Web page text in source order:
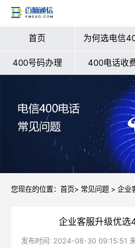
首页 为何选电信
400号码办理 400电话收
您现在的位置： 首页> 常见问题> 企业
企业客服升级优选
发布时间: 2024-08-30 09:15:51